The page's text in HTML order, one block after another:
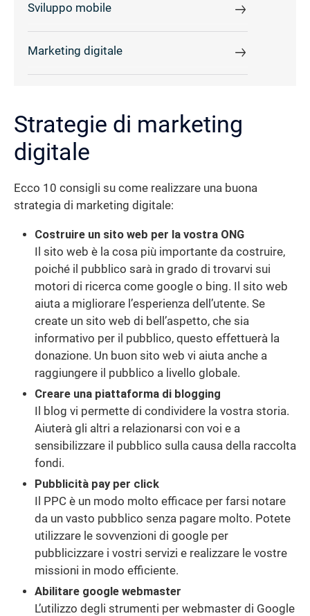
Sviluppo mobile
Marketing digitale
Strategie di marketing
digitale
Ecco 10 consigli su come realizzare una buona
strategia di marketing digitale:
Costruire un sito web per la vostra ONG
Il sito web è la cosa più importante da costruire,
poiché il pubblico sarà in grado di trovarvi sui
motori di ricerca come google o bing. Il sito web
aiuta a migliorare l’esperienza dell’utente. Se
create un sito web di bell’aspetto, che sia
informativo per il pubblico, questo effettuerà la
donazione. Un buon sito web vi aiuta anche a
raggiungere il pubblico a livello globale.
Creare una piattaforma di blogging
Il blog vi permette di condividere la vostra storia.
Aiuterà gli altri a relazionarsi con voi e a
sensibilizzare il pubblico sulla causa della raccolta
fondi.
Pubblicità pay per click
Il PPC è un modo molto efficace per farsi notare
da un vasto pubblico senza pagare molto. Potete
utilizzare le sovvenzioni di google per
pubblicizzare i vostri servizi e realizzare le vostre
missioni in modo efficiente.
Abilitare google webmaster
L’utilizzo degli strumenti per webmaster di Google